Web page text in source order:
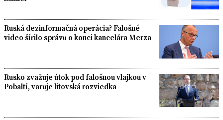
Ruská dezinformačná operácia? Falošné
video šírilo správu o konci kancelára Merza
Rusko zvažuje útok pod falošnou vlajkou v
Pobaltí, varuje litovská rozviedka